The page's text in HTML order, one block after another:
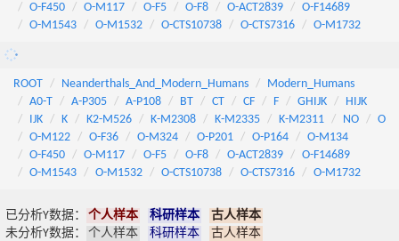
O-F450
O-M117 O-F5 O-F8 O-ACT2839
O-F14689
O-M1543
O-M1532 O-CTS10738 O-CTS7316 O-M1732
ROOT Neanderthals_And_Modern_Humans
Modern_Humans
A0-T
A-P305 A-P108 BT CT CF F GHIJK
HIJK
IJK
K K2-M526 K-M2308 K-M2335 K-M2311 NO
O
O-M122
O-F36 O-M324 O-P201 O-P164
O-M134
O-F450
O-M117 O-F5 O-F8 O-ACT2839
O-F14689
O-M1543
O-M1532 O-CTS10738 O-CTS7316 O-M1732
已分析Y数据： 个人样本 科研样本
古人样本
未分析Y数据：
个人样本 科研样本 古人样本